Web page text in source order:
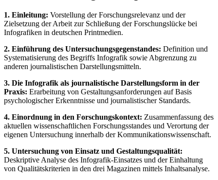
1. Einleitung: Vorstellung der Forschungsrelevanz und der
Zielsetzung der Arbeit zur Schließung der Forschungslücke bei
Infografiken in deutschen Printmedien.
2. Einführung des Untersuchungsgegenstandes: Definition und
Systematisierung des Begriffs Infografik sowie Abgrenzung zu
anderen journalistischen Darstellungsmitteln.
3. Die Infografik als journalistische Darstellungsform in der
Praxis: Erarbeitung von Gestaltungsanforderungen auf Basis
psychologischer Erkenntnisse und journalistischer Standards.
4. Einordnung in den Forschungskontext: Zusammenfassung des
aktuellen wissenschaftlichen Forschungsstandes und Verortung der
eigenen Untersuchung innerhalb der Kommunikationswissenschaft.
5. Untersuchung von Einsatz und Gestaltungsqualität:
Deskriptive Analyse des Infografik-Einsatzes und der Einhaltung
von Qualitätskriterien in den drei Magazinen mittels Inhaltsanalyse.